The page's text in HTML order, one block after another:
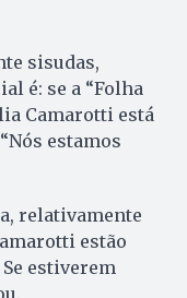
sisudas,
é: se a “Folha
Camarotti está
estamos
relativamente
estão
estiverem